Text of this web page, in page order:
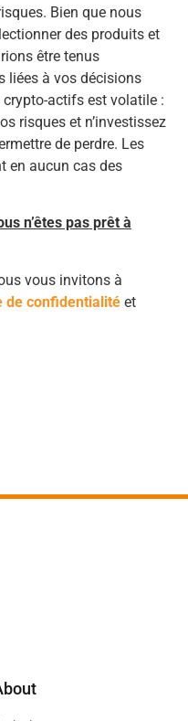
Bien que nous
des produits et
être tenus
liées à vos décisions
crypto-actifs est volatile :
risques et n’investissez
de perdre. Les
en aucun cas des
n’êtes pas prêt à
vous invitons à
de confidentialité et